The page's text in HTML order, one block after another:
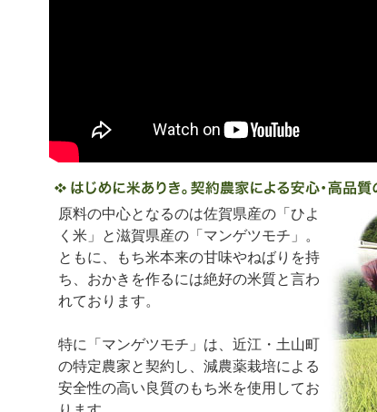
原料の中心となるのは佐賀県産の「ひよ
く米」と滋賀県産の「マンゲツモチ」。
ともに、もち米本来の甘味やねばりを持
ち、おかきを作るには絶好の米質と言わ
れております。
特に「マンゲツモチ」は、近江・土山町
の特定農家と契約し、減農薬栽培による
安全性の高い良質のもち米を使用してお